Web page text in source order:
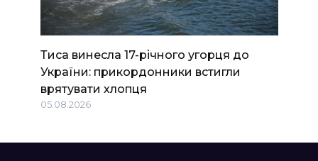
Тиса винесла 17-річного угорця до
України: прикордонники встигли
врятувати хлопця
05.08.2026